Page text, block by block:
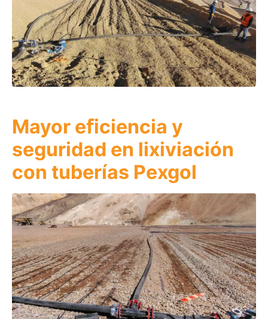
Mayor eﬁciencia y
seguridad en lixiviación
con tuberías Pexgol